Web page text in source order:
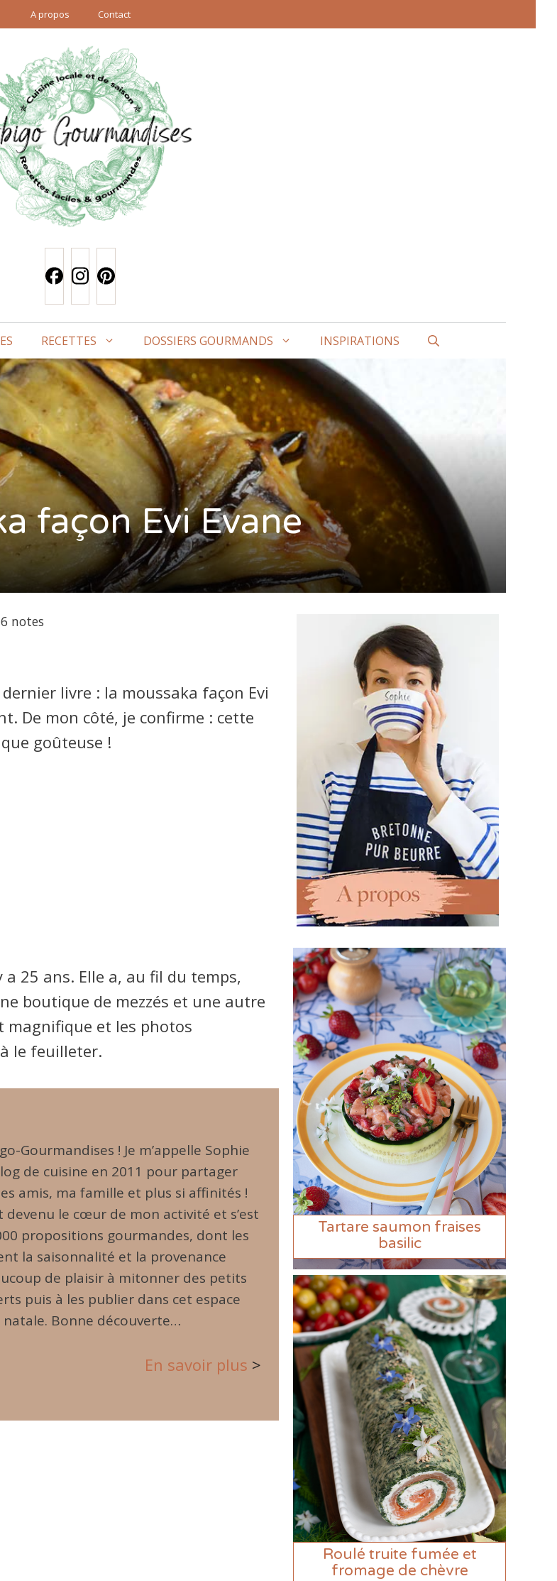
A propos Contact
RECETTES DOSSIERS GOURMANDS INSPIRATIONS
façon Evi Evane
6 notes
livre : la moussaka façon Evi
De mon côté, je confirme : cette
goûteuse !
25 ans. Elle a, au fil du temps,
boutique de mezzés et une autre
magnifique et les photos
le feuilleter.
Gourmandises ! Je m’appelle Sophie
de cuisine en 2011 pour partager
amis, ma famille et plus si affinités !
devenu le cœur de mon activité et s’est
propositions gourmandes, dont les
la saisonnalité et la provenance
de plaisir à mitonner des petits
puis à les publier dans cet espace
Bonne découverte…
En savoir plus >
Tartare saumon fraises
basilic
Roulé truite fumée et
fromage de chèvre